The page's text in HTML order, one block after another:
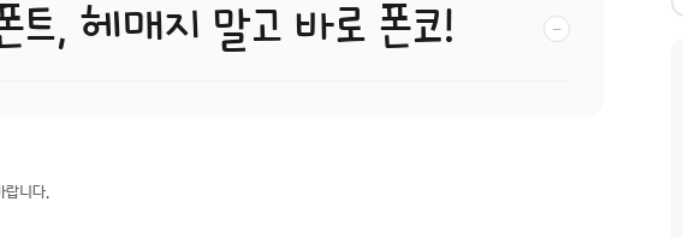
트, 헤매지 말고 바로 폰코! −
니다.